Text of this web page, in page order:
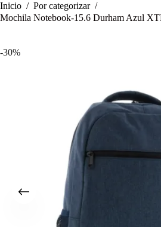
Inicio / Por categorizar /
Mochila Notebook-15.6 Durham Azul
-30%